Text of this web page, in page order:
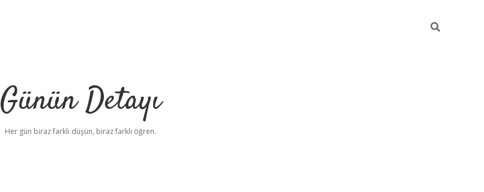
Günün Detayı
Her gün biraz farklı düşün, biraz farklı öğren.